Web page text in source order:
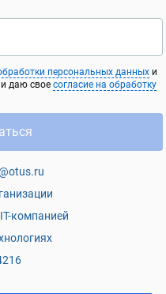
персональных данных и
и даю свое согласие на обработку
компанией